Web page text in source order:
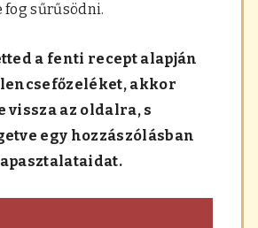
fog sűrűsödni.
a fenti recept alapján
akkor
vissza az oldalra, s
egy hozzászólásban